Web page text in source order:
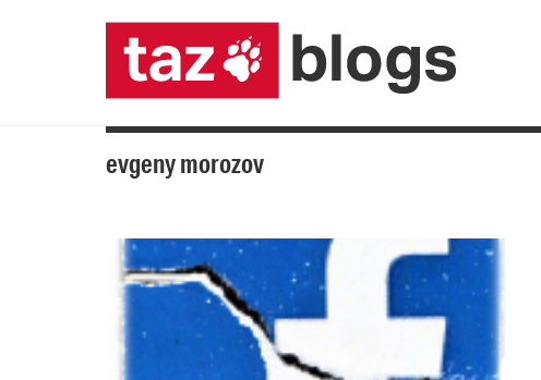
evgeny morozov